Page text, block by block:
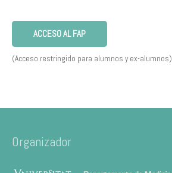
ACCESO AL FAP
(Acceso restringido para alumnos y ex-alumnos)
Organizador